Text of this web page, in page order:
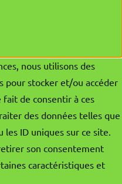
nous utilisons des
pour stocker et/ou accéder
de consentir à ces
des données telles que
ID uniques sur ce site.
son consentement
caractéristiques et